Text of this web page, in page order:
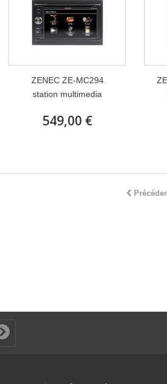
ZENEC ZE-MC294
station multimedia
549,00 €